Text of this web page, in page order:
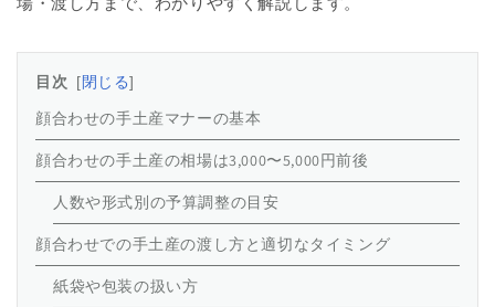
目次 閉じる
顔合わせの手土産マナーの基本
顔合わせの手土産の相場は3,000〜5,000円前後
人数や形式別の予算調整の目安
顔合わせでの手土産の渡し方と適切なタイミング
紙袋や包装の扱い方